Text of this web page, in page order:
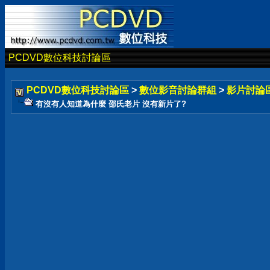
PCDVD數位科技討論區
PCDVD數位科技討論區 > 數位影音討論群組 > 影片討論
有沒有人知道為什麼 邵氏老片 沒有新片了?